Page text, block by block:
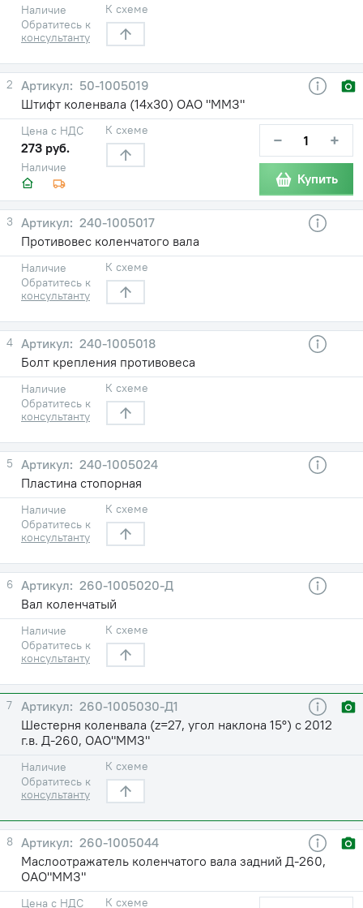
Наличие
Обратитесь к
консультанту
К схеме
2
50-1005019
Штифт коленвала (14х30) ОАО "ММЗ"
Наличие
Цена с НДС
273 руб.
К схеме − +
Купить
3
240-1005017
Противовес коленчатого вала
Наличие
Обратитесь к
консультанту
К схеме
4
240-1005018
Болт крепления противовеса
Наличие
Обратитесь к
консультанту
К схеме
5
240-1005024
Пластина стопорная
Наличие
Обратитесь к
консультанту
К схеме
6
260-1005020-Д
Вал коленчатый
Наличие
Обратитесь к
консультанту
К схеме
7
260-1005030-Д1
Шестерня коленвала (z=27, угол наклона 15°) с 2012
г.в. Д-260, ОАО"ММЗ"
Наличие
Обратитесь к
консультанту
К схеме
8
260-1005044
Маслоотражатель коленчатого вала задний Д-260,
ОАО"ММЗ"
Цена с НДС К схеме